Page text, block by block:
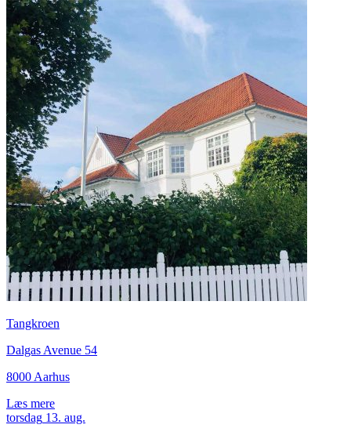
Tangkroen
Dalgas Avenue 54
8000 Aarhus
Læs mere
torsdag 13. aug.